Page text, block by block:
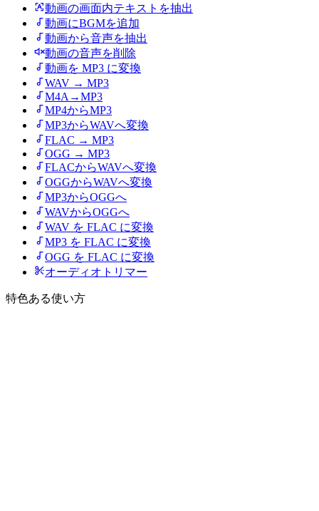
動画の画面内テキストを抽出
動画にBGMを追加
動画から音声を抽出
動画の音声を削除
動画を MP3 に変換
WAV → MP3
M4A→MP3
MP4からMP3
MP3からWAVへ変換
FLAC → MP3
OGG → MP3
FLACからWAVへ変換
OGGからWAVへ変換
MP3からOGGへ
WAVからOGGへ
WAV を FLAC に変換
MP3 を FLAC に変換
OGG を FLAC に変換
オーディオトリマー
特色ある使い方